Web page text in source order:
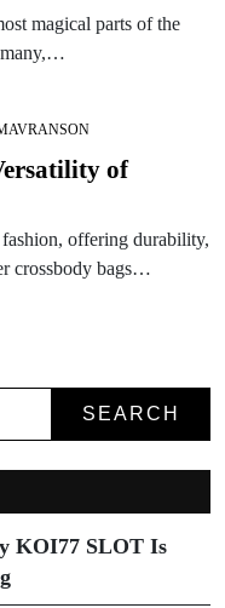
magical parts of the
many,…
of
offering durability,
crossbody bags…
SEARCH
KOI77 SLOT Is